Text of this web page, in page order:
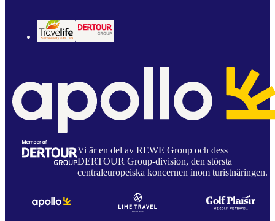
Vi är en del av REWE Group och dess
DERTOUR Group-division, den största
centraleuropeiska koncernen inom turistnäringen.